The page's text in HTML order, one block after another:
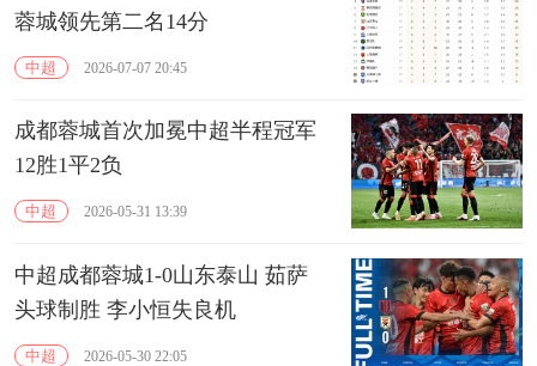
蓉城领先第二名14分
中超 2026-07-07 20:45
成都蓉城首次加冕中超半程冠军
12胜1平2负
中超 2026-05-31 13:39
中超成都蓉城1-0山东泰山 茹萨
头球制胜 李小恒失良机
中超 2026-05-30 22:05